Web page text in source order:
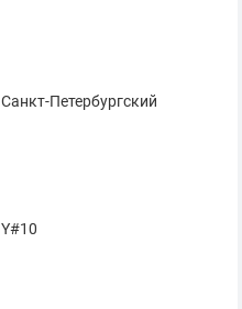
Санкт-Петербургский
Y#10